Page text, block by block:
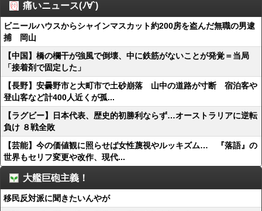
痛いニュース(ﾉ∀`)
ビニールハウスからシャインマスカット約200房を盗んだ無職の男逮
捕 岡山
【中国】橋の欄干が強風で倒壊、中に鉄筋がないことが発覚＝当局
「接着剤で固定した」
【長野】安曇野市と大町市で土砂崩落 山中の道路が寸断 宿泊客や
登山客など計400人近くが孤...
【ラグビー】日本代表、歴史的初勝利ならず…オーストラリアに逆転
負け ８戦全敗
【芸能】今の価値観に照らせば女性蔑視やルッキズム… 『落語』の
世界もセリフ変更や改作、現代...
大艦巨砲主義！
移民反対派に聞きたいんやが